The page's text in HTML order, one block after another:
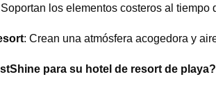
Soportan los elementos costeros al
: Crean una atmósfera acogedora y
para su hotel de resort de playa?